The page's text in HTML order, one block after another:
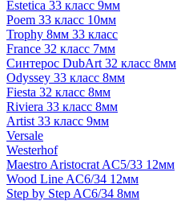
Estetica 33 класс 9мм
Poem 33 класс 10мм
Trophy 8мм 33 класс
France 32 класс 7мм
Синтерос DubArt 32 класс 8мм
Odyssey 33 класс 8мм
Fiesta 32 класс 8мм
Riviera 33 класс 8мм
Artist 33 класс 9мм
Versale
Westerhof
Maestro Aristocrat AC5/33 12мм
Wood Line AC6/34 12мм
Step by Step AC6/34 8мм